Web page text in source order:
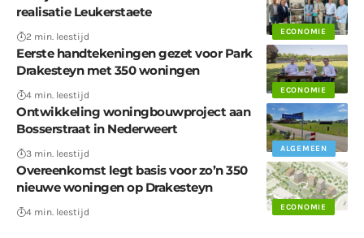
ECONOMIE
realisatie Leukerstaete
2 min. leestijd
ECONOMIE
Eerste handtekeningen gezet voor Park
Drakesteyn met 350 woningen
4 min. leestijd
ALGEMEEN
Ontwikkeling woningbouwproject aan
Bosserstraat in Nederweert
3 min. leestijd
ECONOMIE
Overeenkomst legt basis voor zo’n 350
nieuwe woningen op Drakesteyn
4 min. leestijd